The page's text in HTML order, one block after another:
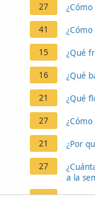
27
41
15 ¿Qué
16 ¿Qué
21 ¿Qué
27
21 ¿Por
27
a la
26
¿Por